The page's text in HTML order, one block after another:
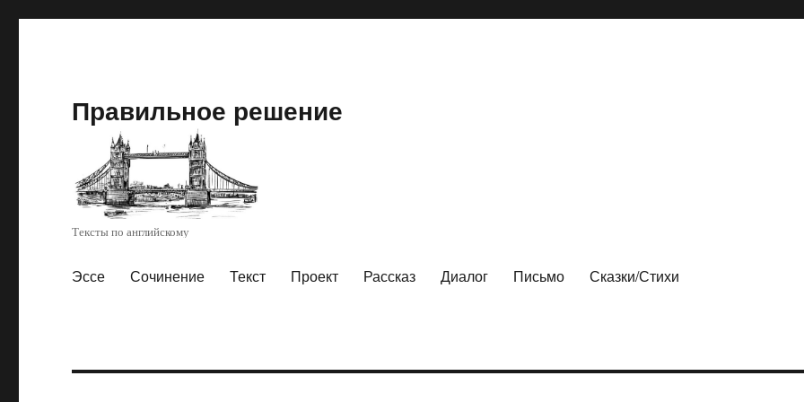
Правильное решение
Тексты по английскому
Эссе Сочинение Текст Проект Рассказ Диалог Письмо Сказки/Стихи